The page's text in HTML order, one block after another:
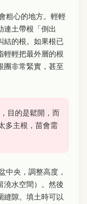
粗心的地方。輕輕
連土帶根「倒出
結的根。如果根已
輕輕把最外層的根
團非常緊實，甚至
目的是鬆開，而
多主根，苗會需
中央，調整高度，
澆水空間）。然後
縫隙。填土時可以